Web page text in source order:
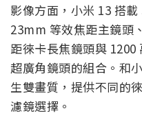
影像方面，小米 13 搭
23mm 等效焦距主鏡頭
距徠卡長焦鏡頭與
超廣角鏡頭的組合。和
生雙畫質，提供不同的
濾鏡選擇。